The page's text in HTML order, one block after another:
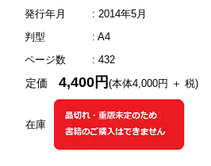
発行年月
: 2014年5月
判型
: A4
ページ数
: 432
在庫
定価4,400円(本体4,000円 ＋ 税)